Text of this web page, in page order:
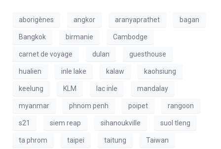
aborigènes angkor aranyaprathet bagan
Bangkok birmanie Cambodge
carnet de voyage dulan guesthouse
hualien inle lake kalaw kaohsiung
keelung KLM lac inle mandalay
myanmar phnom penh poipet rangoon
s21 siem reap sihanoukville suol tleng
ta phrom taipei taitung Taiwan